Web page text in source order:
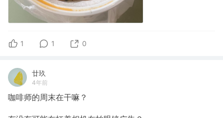
1 1 0
廿玖
4年前
咖啡师的周末在干嘛？